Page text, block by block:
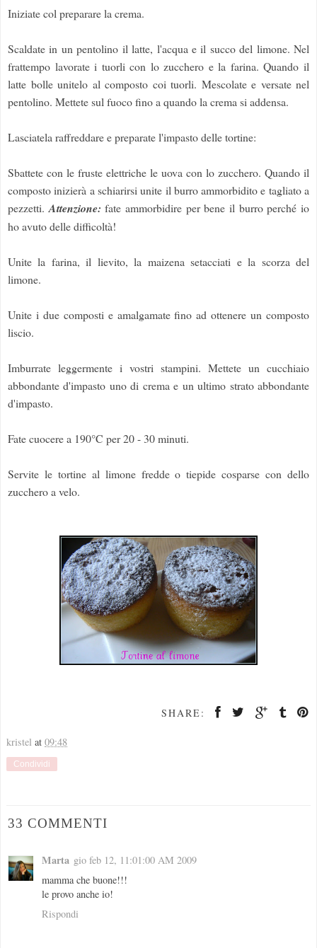
Iniziate col preparare la crema.
Scaldate in un pentolino il latte, l'acqua e il succo del limone. Nel
frattempo lavorate i tuorli con lo zucchero e la farina. Quando il
latte bolle unitelo al composto coi tuorli. Mescolate e versate nel
pentolino. Mettete sul fuoco fino a quando la crema si addensa.
Lasciatela raffreddare e preparate l'impasto delle tortine:
Sbattete con le fruste elettriche le uova con lo zucchero. Quando il
composto inizierà a schiarirsi unite il burro ammorbidito e tagliato a
pezzetti.Attenzione: fate ammorbidire per bene il burro perché io
ho avuto delle difficoltà!
Unite la farina, il lievito, la maizena setacciati e la scorza del
limone.
Unite i due composti e amalgamate fino ad ottenere un composto
liscio.
Imburrate leggermente i vostri stampini. Mettete un cucchiaio
abbondante d'impasto uno di crema e un ultimo strato abbondante
d'impasto.
Fate cuocere a 190°C per 20 - 30 minuti.
Servite le tortine al limone fredde o tiepide cosparse con dello
zucchero a velo.
SHARE:
kristel at 09:48
Condividi
33 COMMENTI
Marta gio feb 12, 11:01:00 AM 2009
mamma che buone!!!
le provo anche io!
Rispondi